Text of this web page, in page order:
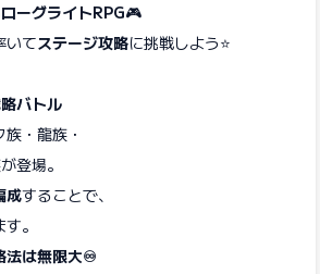
ーグライトRPG🎮
いてステージ攻略に挑戦しよう⭐️
バトル
・龍族・
登場。
成することで、
。
法は無限大♾️